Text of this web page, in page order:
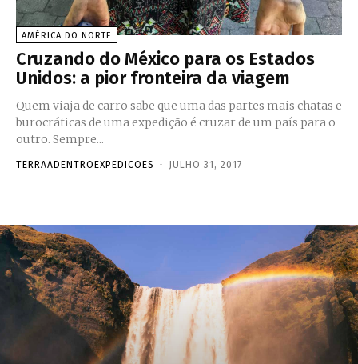
AMÉRICA DO NORTE
Cruzando do México para os Estados
Unidos: a pior fronteira da viagem
Quem viaja de carro sabe que uma das partes mais chatas e
burocráticas de uma expedição é cruzar de um país para o
outro. Sempre...
TERRAADENTROEXPEDICOES - JULHO 31, 2017